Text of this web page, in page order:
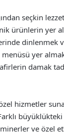
seçkin
ürünlerin yer
dinlenmek
yer
damak
hizmetler
ve